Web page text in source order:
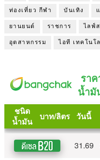
ท่องเที่ยว กีฬา บันเทิง
ยานยนต์ ราชการ ไลฟ์
อุตสาหกรรม ไอที เทคโนโ